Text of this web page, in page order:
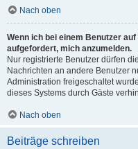
Nach oben
Wenn ich bei einem Benutzer
aufgefordert, mich anzumelden.
Nur registrierte Benutzer dürfen
Nachrichten an andere Benutzer
Administration freigeschaltet
dieses Systems durch Gäste
Nach oben
Beiträge schreiben